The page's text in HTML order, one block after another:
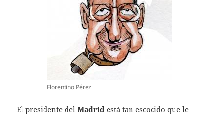
Florentino Pérez
El presidente del Madridestá tan escocido que le